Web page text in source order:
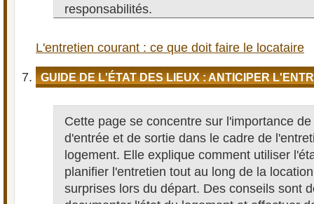
responsabilités.
L'entretien courant : ce que doit faire le locataire
GUIDE DE L'ÉTAT DES LIEUX : ANTICIPER
Cette page se concentre sur l'importance
d'entrée et de sortie dans le cadre de
logement. Elle explique comment utiliser
planifier l'entretien tout au long de la
surprises lors du départ. Des conseils sont